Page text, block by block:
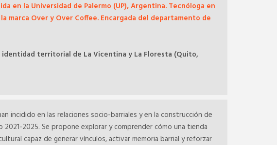
en la Universidad de Palermo (UP), Argentina. Tecnóloga en
Over y Over Coffee. Encargada del departamento de
territorial de La Vicentina y La Floresta (Quito,
incidido en las relaciones socio-barriales y en la construcción de
2025. Se propone explorar y comprender cómo una tienda
capaz de generar vínculos, activar memoria barrial y reforzar